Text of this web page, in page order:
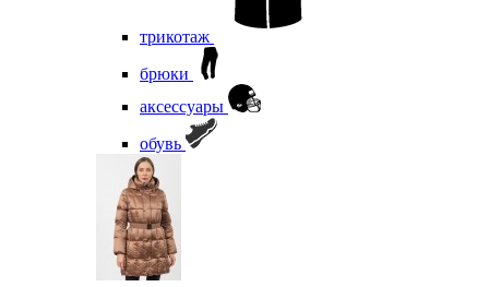
трикотаж
брюки
аксессуары
обувь